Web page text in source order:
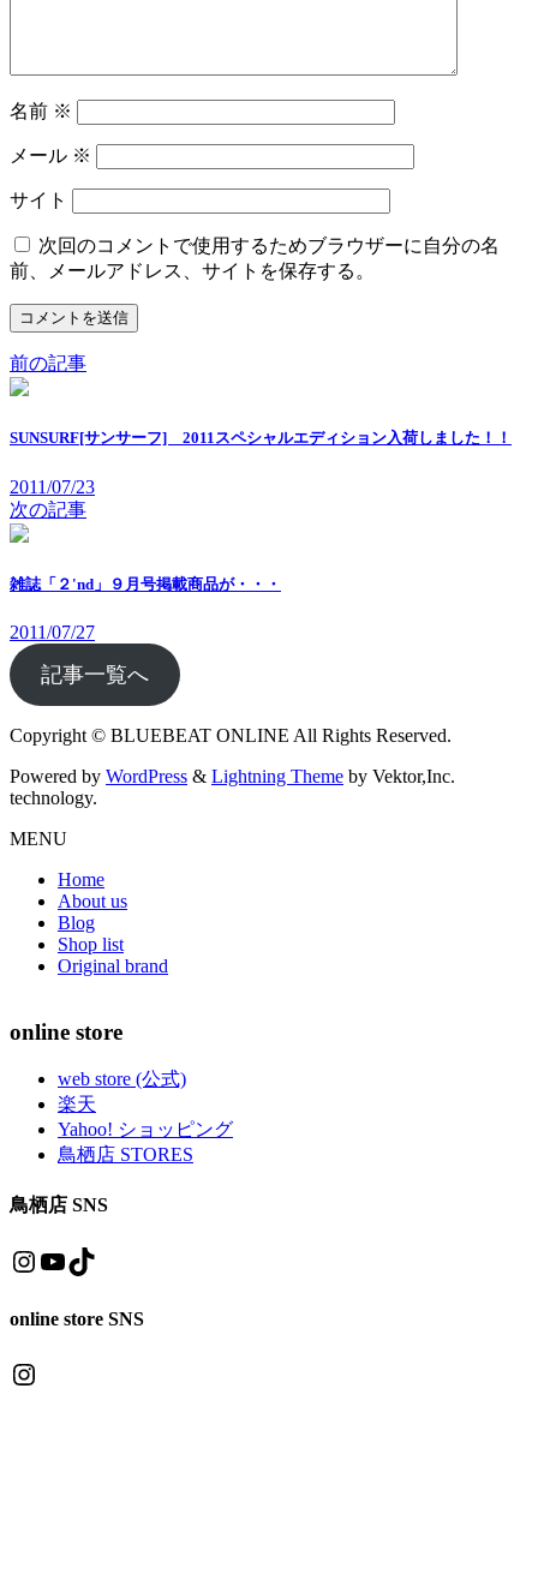
名前 ※
メール ※
サイト
次回のコメントで使用するためブラウザーに自分の名
前、メールアドレス、サイトを保存する。
前の記事
SUNSURF[サンサーフ] 2011スペシャルエディション入荷しました！！
2011/07/23
次の記事
雑誌「２'nd」９月号掲載商品が・・・
2011/07/27
記事一覧へ
Copyright © BLUEBEAT ONLINE All Rights Reserved.
Powered by WordPress & Lightning Theme by Vektor,Inc.
technology.
MENU
Home
About us
Blog
Shop list
Original brand
online store
web store (公式)
楽天
Yahoo! ショッピング
鳥栖店 STORES
鳥栖店 SNS
Instagram
YouTube
TikTok
online store SNS
Instagram